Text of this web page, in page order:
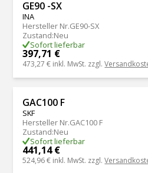
GE90 -SX
INA
Hersteller Nr.GE90-SX
Zustand:Neu
Sofort lieferbar
397,71 €
473,27 € inkl. MwSt. zzgl.
GAC100 F
SKF
Hersteller Nr.GAC100 F
Zustand:Neu
Sofort lieferbar
441,14 €
524,96 € inkl. MwSt. zzgl.